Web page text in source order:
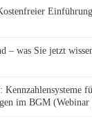
– was Sie jetzt
im BGM